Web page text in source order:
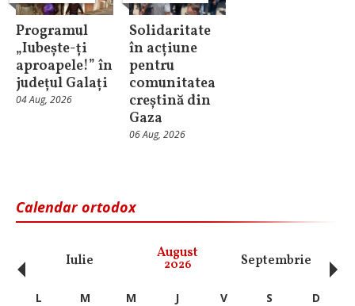
Programul
„Iubește-ți
aproapele!” în
județul Galați
04 Aug, 2026
Solidaritate
în acțiune
pentru
comunitatea
creștină din
Gaza
06 Aug, 2026
Calendar ortodox
Iulie August
2026 Septembrie
‹ L M M J V S
D